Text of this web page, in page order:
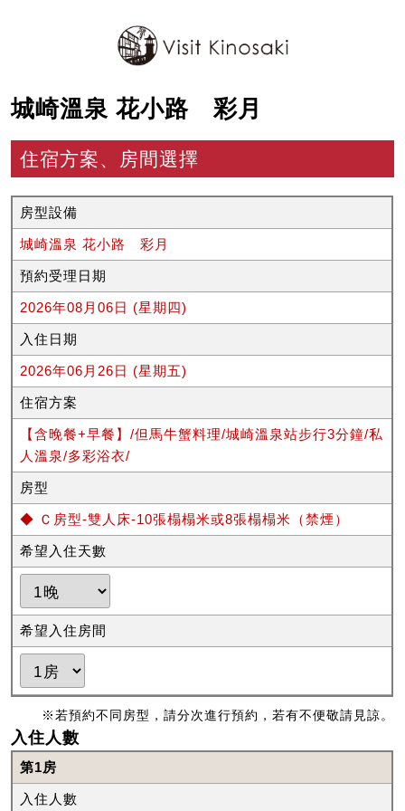
城崎溫泉 花小路 彩月
住宿方案、房間選擇
房型設備
城崎溫泉 花小路 彩月
預約受理日期
2026年08月06日 (星期四)
入住日期
2026年06月26日 (星期五)
住宿方案
【含晚餐+早餐】/但馬牛蟹料理/城崎溫泉站步行3分鐘/私
人溫泉/多彩浴衣/
房型
◆ Ｃ房型-雙人床-10張榻榻米或8張榻榻米（禁煙）
希望入住天數
希望入住房間
※若預約不同房型，請分次進行預約，若有不便敬請見諒。
入住人數
第1房
入住人數